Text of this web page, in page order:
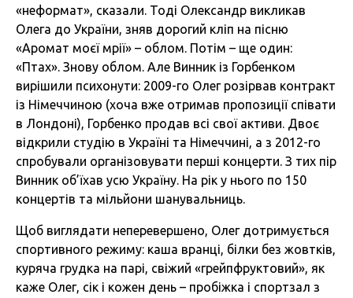
«неформат», сказали. Тоді Олександр викликав
Олега до України, зняв дорогий кліп на пісню
«Аромат моєї мрії» – облом. Потім – ще один:
«Птах». Знову облом. Але Винник із Горбенком
вирішили психонути: 2009-го Олег розірвав контракт
із Німеччиною (хоча вже отримав пропозиції співати
в Лондоні), Горбенко продав всі свої активи. Двоє
відкрили студію в Україні та Німеччині, а з 2012-го
спробували організовувати перші концерти. З тих пір
Винник об’їхав усю Україну. На рік у нього по 150
концертів та мільйони шанувальниць.
Щоб виглядати неперевершено, Олег дотримується
спортивного режиму: каша вранці, білки без жовтків,
куряча грудка на парі, свіжий «грейпфруктовий», як
каже Олег, сік і кожен день – пробіжка і спортзал з